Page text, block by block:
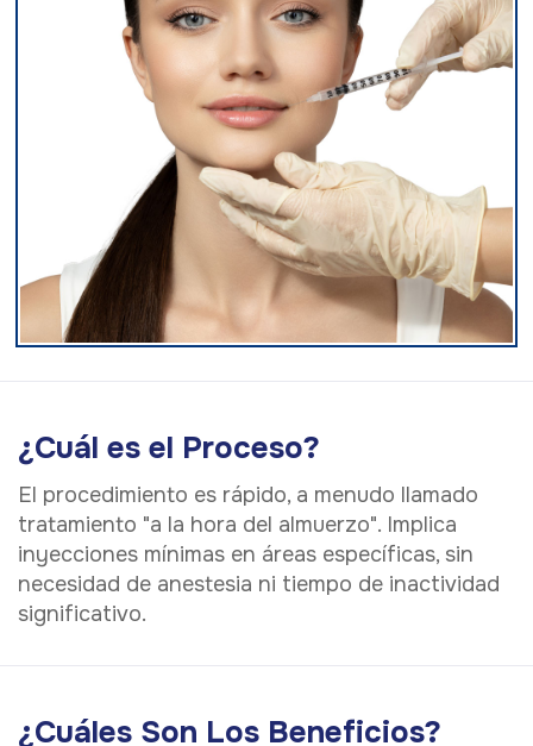
¿Cuál es el Proceso?
El procedimiento es rápido, a menudo llamado
tratamiento "a la hora del almuerzo". Implica
inyecciones mínimas en áreas específicas, sin
necesidad de anestesia ni tiempo de inactividad
significativo.
¿Cuáles Son Los Beneficios?